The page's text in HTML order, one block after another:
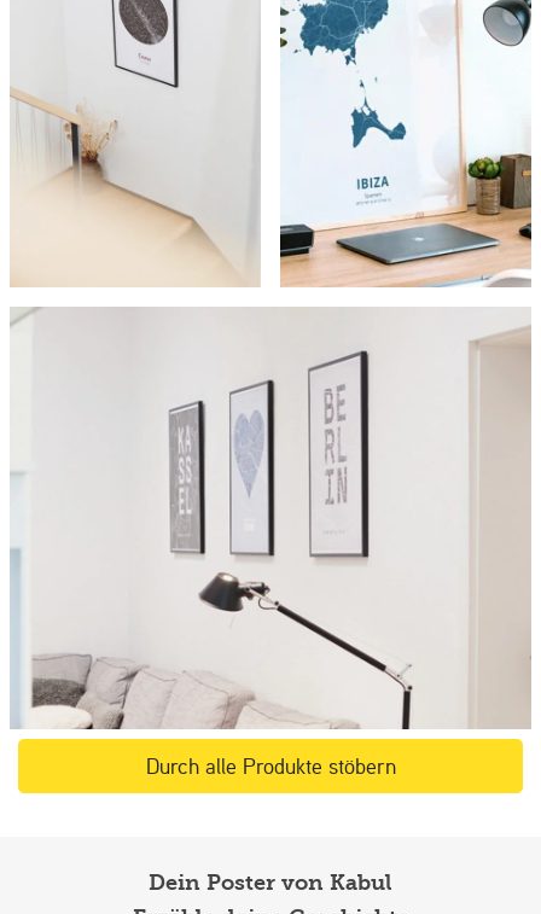
Durch alle Produkte stöbern
Dein Poster von Kabul